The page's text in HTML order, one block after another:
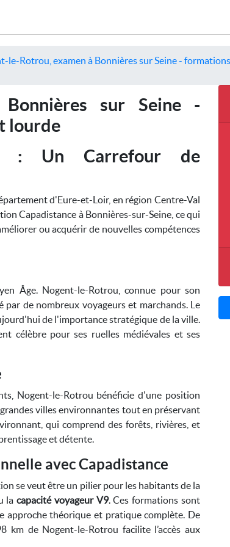
le-Rotrou, examen à Bonnières sur Seine -
Bonnières sur Seine -
lourde
: Un Carrefour de
d'Eure-et-Loir, en région Centre-Val
Capadistance à Bonnières-sur-Seine, ce qui
ou acquérir de nouvelles compétences
Âge. Nogent-le-Rotrou, connue pour son
de nombreux voyageurs et marchands. Le
de l'importance stratégique de la ville.
célèbre pour ses ruelles médiévales et ses
Nogent-le-Rotrou bénéficie d'une position
villes environnantes tout en préservant
qui comprend des forêts, rivières, et
et détente.
avec Capadistance
se veut être un pilier pour les habitants de la
lacapacité voyageur V9. Ces formations sont
approche théorique et pratique complète. De
km de Nogent-le-Rotrou facilite l’accès aux